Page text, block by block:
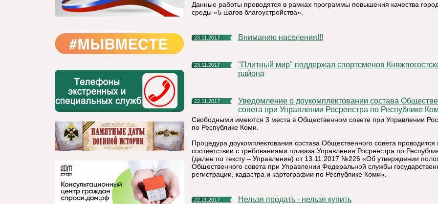
Данные работы проводятся в рамках программы повышения качества
среды «5 шагов благоустройства».
23.11.2017 Вниманию населения!!!
23.11.2017
"Плитный мир" поддержал спортсменов Княжпогостского
района
22.11.2017
Уведомление о доукомплектовании состава Общественного
совета при Управлении Росреестра по Республике
Свободными имеются 3 места в Общественном совете при Управлении
по Республике Коми.
Процедура доукомплектования состава Общественного совета проводится
соответствии с требованиями приказа Управления Росреестра по
(далее по тексту – Управление) от 13.11.2017 №226 «Об утверждении
Общественного совета при Управлении Федеральной службы
регистрации, кадастра и картографии по Республике Коми».
22.11.2017 Нельзя продать - нельзя купить